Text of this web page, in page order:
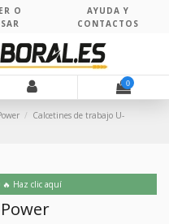
O
AYUDA Y
CONTACTOS
0
Calcetines de trabajo U-
🔥 Haz clic aquí